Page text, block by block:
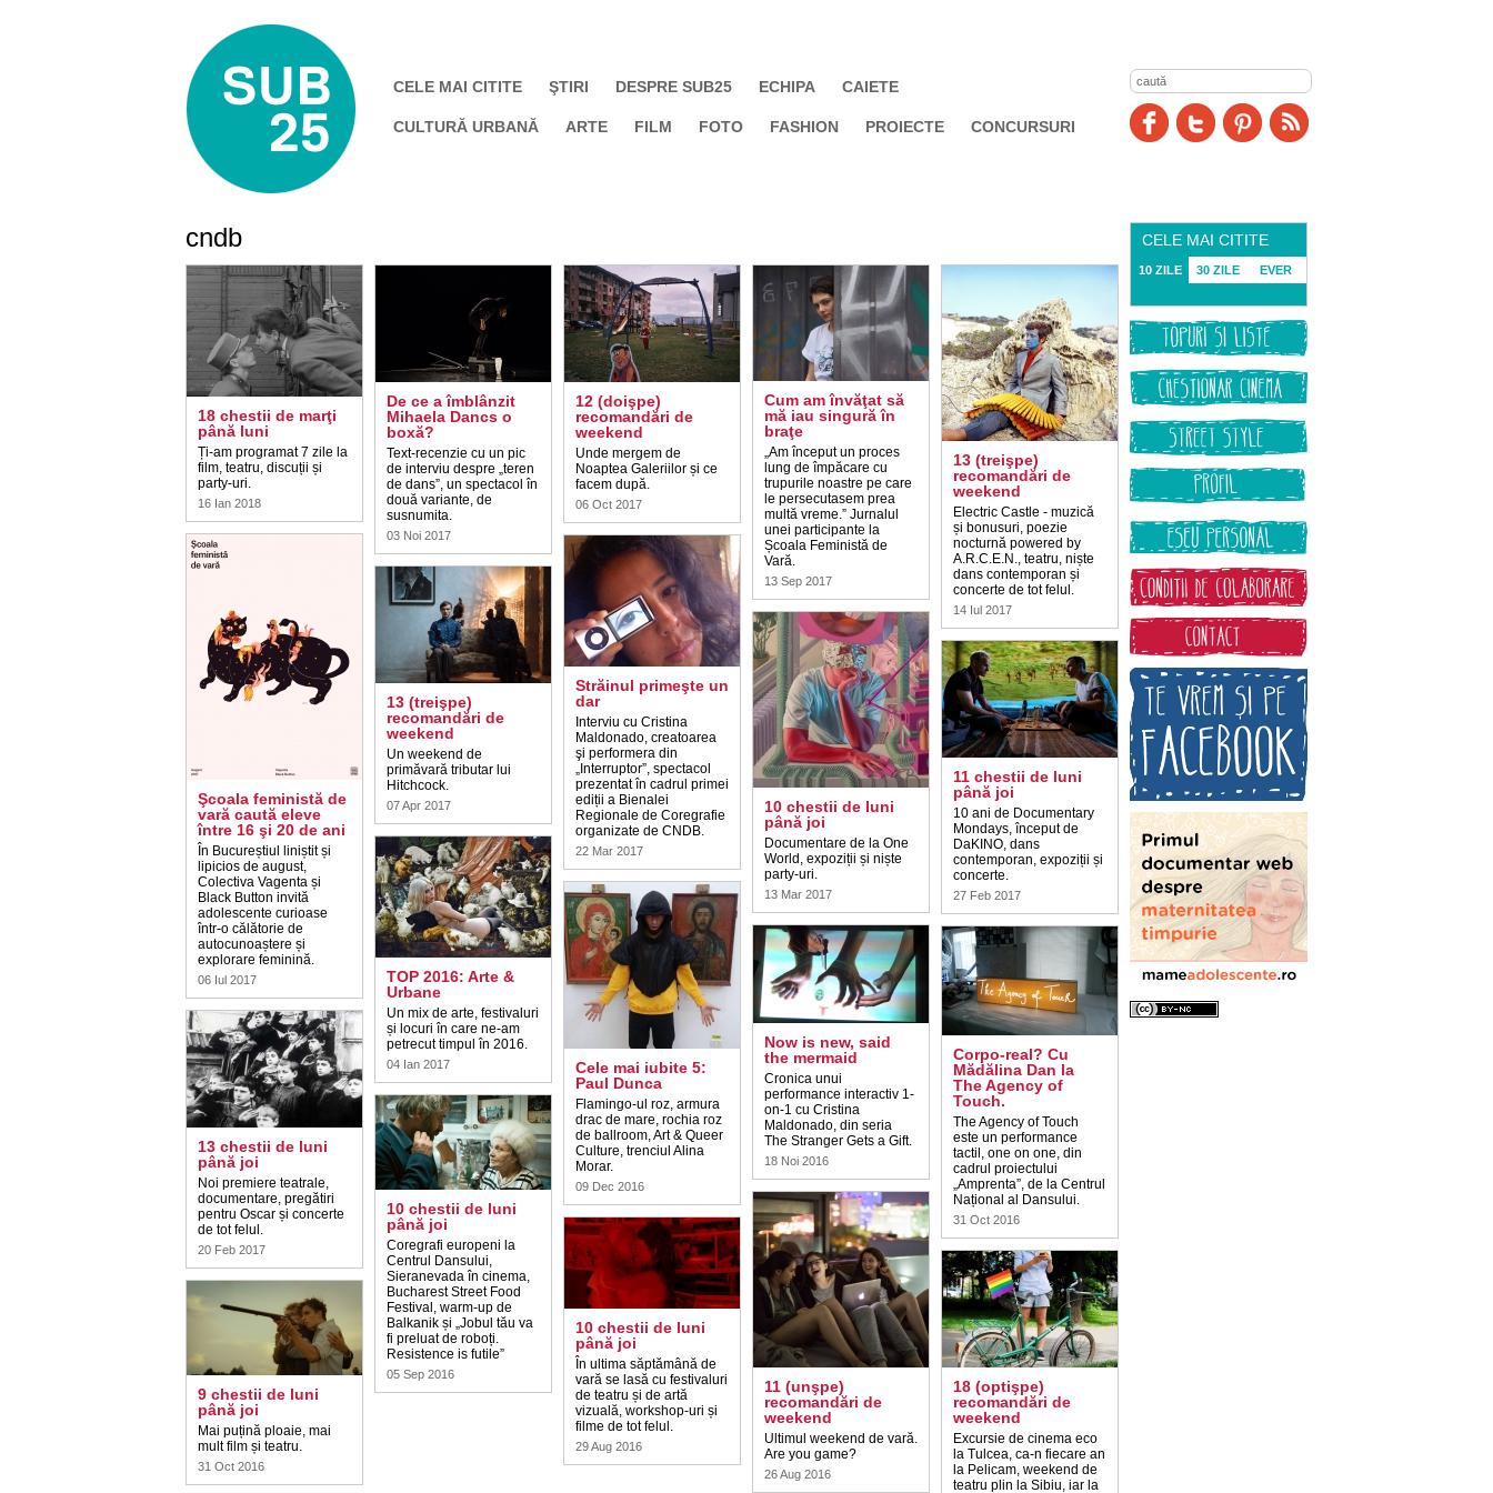
CELE MAI CITITE ŞTIRI DESPRE SUB25 ECHIPA CAIETE
CULTURĂ URBANĂ ARTE FILM FOTO FASHION PROIECTE CONCURSURI
cndb
18 chestii de marţi
până luni
Ți-am programat 7 zile la
film, teatru, discuții și
party-uri.
16 Ian 2018
Şcoala feministă de
vară caută eleve
între 16 şi 20 de ani
În Bucureștiul liniștit și
lipicios de august,
Colectiva Vagenta și
Black Button invită
adolescente curioase
într-o călătorie de
autocunoaștere și
explorare feminină.
06 Iul 2017
13 chestii de luni
până joi
Noi premiere teatrale,
documentare, pregătiri
pentru Oscar și concerte
de tot felul.
20 Feb 2017
9 chestii de luni
până joi
Mai puțină ploaie, mai
mult film și teatru.
31 Oct 2016
De ce a îmblânzit
Mihaela Dancs o
boxă?
Text-recenzie cu un pic
de interviu despre „teren
de dans”, un spectacol în
două variante, de
susnumita.
03 Noi 2017
13 (treişpe)
recomandări de
weekend
Un weekend de
primăvară tributar lui
Hitchcock.
07 Apr 2017
TOP 2016: Arte &
Urbane
Un mix de arte, festivaluri
și locuri în care ne-am
petrecut timpul în 2016.
04 Ian 2017
10 chestii de luni
până joi
Coregrafi europeni la
Centrul Dansului,
Sieranevada în cinema,
Bucharest Street Food
Festival, warm-up de
Balkanik și „Jobul tău va
fi preluat de roboți.
Resistence is futile”
05 Sep 2016
12 (doişpe)
recomandări de
weekend
Unde mergem de
Noaptea Galeriilor și ce
facem după.
06 Oct 2017
Străinul primeşte un
dar
Interviu cu Cristina
Maldonado, creatoarea
şi performera din
„Interruptor”, spectacol
prezentat în cadrul primei
ediții a Bienalei
Regionale de Coregrafie
organizate de CNDB.
22 Mar 2017
Cele mai iubite 5:
Paul Dunca
Flamingo-ul roz, armura
drac de mare, rochia roz
de ballroom, Art & Queer
Culture, trenciul Alina
Morar.
09 Dec 2016
10 chestii de luni
până joi
În ultima săptămână de
vară se lasă cu festivaluri
de teatru și de artă
vizuală, workshop-uri și
filme de tot felul.
29 Aug 2016
Cum am învăţat să
mă iau singură în
braţe
„Am început un proces
lung de împăcare cu
trupurile noastre pe care
le persecutasem prea
multă vreme.” Jurnalul
unei participante la
Școala Feministă de
Vară.
13 Sep 2017
10 chestii de luni
până joi
Documentare de la One
World, expoziții și niște
party-uri.
13 Mar 2017
Now is new, said
the mermaid
Cronica unui
performance interactiv 1-
on-1 cu Cristina
Maldonado, din seria
The Stranger Gets a Gift.
18 Noi 2016
11 (unşpe)
recomandări de
weekend
Ultimul weekend de vară.
Are you game?
26 Aug 2016
13 (treişpe)
recomandări de
weekend
Electric Castle - muzică
și bonusuri, poezie
nocturnă powered by
A.R.C.E.N., teatru, niște
dans contemporan și
concerte de tot felul.
14 Iul 2017
11 chestii de luni
până joi
10 ani de Documentary
Mondays, început de
DaKINO, dans
contemporan, expoziții și
concerte.
27 Feb 2017
Corpo-real? Cu
Mădălina Dan la
The Agency of
Touch.
The Agency of Touch
este un performance
tactil, one on one, din
cadrul proiectului
„Amprenta”, de la Centrul
Național al Dansului.
31 Oct 2016
18 (optişpe)
recomandări de
weekend
Excursie de cinema eco
la Tulcea, ca-n fiecare an
la Pelicam, weekend de
teatru plin la Sibiu, iar la
CELE MAI CITITE
10 ZILE 30 ZILE EVER